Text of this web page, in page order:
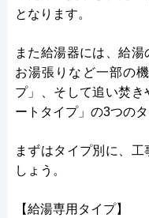
となります。
また給湯器には、給湯
お湯張りなど一部の
プ」、そして追い焚
ートタイプ」の3つの
まずはタイプ別に、
しょう。
【給湯専用タイプ】